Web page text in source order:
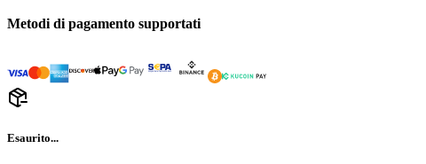
Metodi di pagamento supportati
Esaurito...